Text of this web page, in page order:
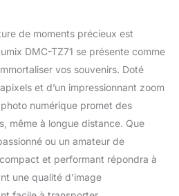
de moments précieux est
DMC-TZ71 se présente comme
vos souvenirs. Doté
et d’un impressionnant zoom
numérique promet des
même à longue distance. Que
ou un amateur de
et performant répondra à
une qualité d’image